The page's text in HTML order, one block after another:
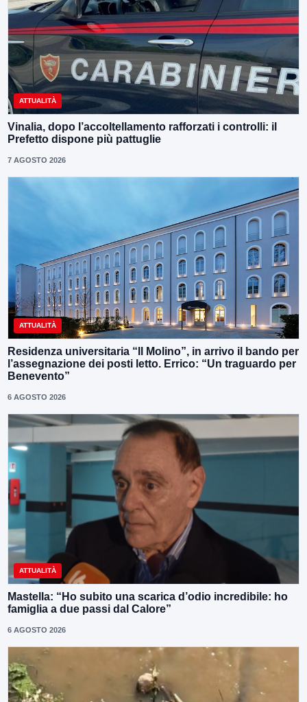
ATTUALITÀ
Vinalia, dopo l’accoltellamento rafforzati i controlli: il
Prefetto dispone più pattuglie
7 AGOSTO 2026
ATTUALITÀ
Residenza universitaria “Il Molino”, in arrivo il bando per
l’assegnazione dei posti letto. Errico: “Un traguardo per
Benevento”
6 AGOSTO 2026
ATTUALITÀ
Mastella: “Ho subito una scarica d’odio incredibile: ho
famiglia a due passi dal Calore”
6 AGOSTO 2026